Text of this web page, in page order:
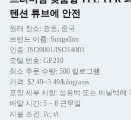
텐션 튜브에 안전
원래 장소: 광동, 중국
브랜드 이름: Sungallon
인증: ISO9001/ISO14001
모델 번호: GP210
최소 주문 수량: 500 킬로그램
가격: $2.49~3.49/kilograms
포장 세부 사항: 섬유백 또는 비닐백에
배달 시간: 5 ~ 8 근무일
지불 조건: l/c, t/t